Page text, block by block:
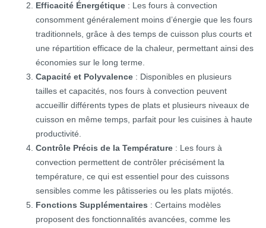
Efficacité Énergétique : Les fours à convection
consomment généralement moins d’énergie que les fours
traditionnels, grâce à des temps de cuisson plus courts et
une répartition efficace de la chaleur, permettant ainsi des
économies sur le long terme.
Capacité et Polyvalence : Disponibles en plusieurs
tailles et capacités, nos fours à convection peuvent
accueillir différents types de plats et plusieurs niveaux de
cuisson en même temps, parfait pour les cuisines à haute
productivité.
Contrôle Précis de la Température : Les fours à
convection permettent de contrôler précisément la
température, ce qui est essentiel pour des cuissons
sensibles comme les pâtisseries ou les plats mijotés.
Fonctions Supplémentaires : Certains modèles
proposent des fonctionnalités avancées, comme les